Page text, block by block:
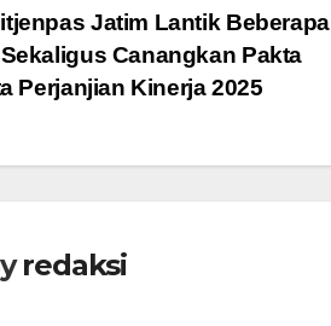
Jatim Lantik Beberapa
Canangkan Pakta
Perjanjian Kinerja 2025
redaksi